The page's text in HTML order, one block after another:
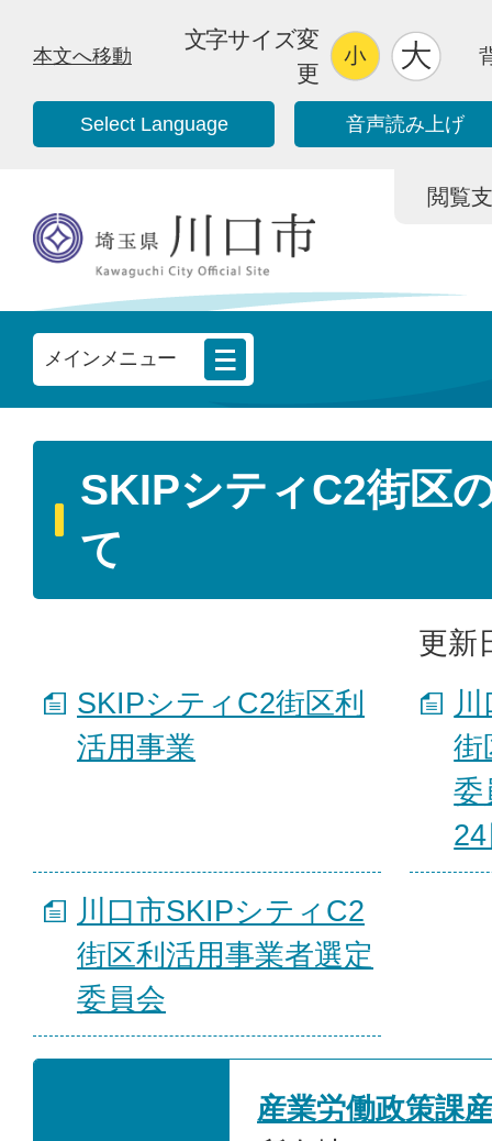
本文へ移動
文字サイズ変
更
Select Language 音声読み上げ
閲覧
メインメニュー
SKIPシティC2街区
て
更新
SKIPシティC2街区利
活用事業
街
委
川口市SKIPシティC2
街区利活用事業者選定
委員会
産業労働政策課